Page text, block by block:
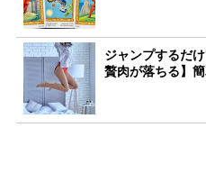
ジャンプするだ
贅肉が落ちる】